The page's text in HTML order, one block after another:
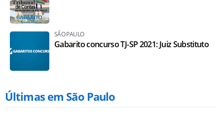
SÃO PAULO
Gabarito concurso TJ-SP 2021: Juiz Substituto
Últimas em São Paulo